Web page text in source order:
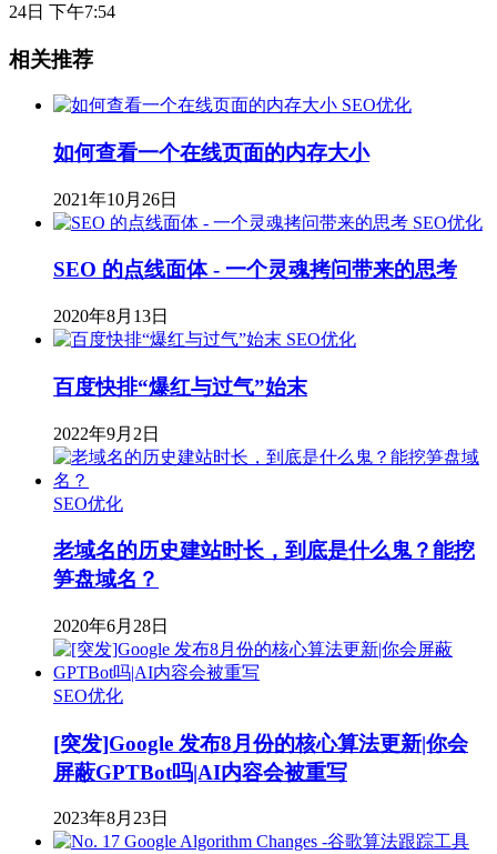
24日 下午7:54
相关推荐
SEO优化
如何查看一个在线页面的内存大小
2021年10月26日
SEO优化
SEO 的点线面体 - 一个灵魂拷问带来的思考
2020年8月13日
SEO优化
百度快排“爆红与过气”始末
2022年9月2日
SEO优化
老域名的历史建站时长，到底是什么鬼？能挖
笋盘域名？
2020年6月28日
SEO优化
[突发]Google 发布8月份的核心算法更新|你会
屏蔽GPTBot吗|AI内容会被重写
2023年8月23日